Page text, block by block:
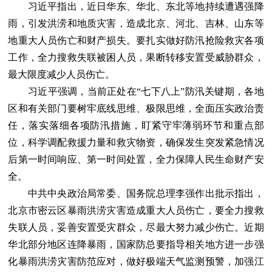
习近平指出，近日华东、华北、东北等地持续遭遇强降
雨，引发洪涝和地质灾害，造成北京、河北、吉林、山东等
地重大人员伤亡和财产损失。要扎实做好防汛抢险救灾各项
工作，全力搜救失联被困人员，果断转移安置受威胁群众，
最大限度减少人员伤亡。
习近平强调，当前正处在“七下八上”防汛关键期，各地
区和有关部门要树牢底线思维、极限思维，全面压实政治责
任，落实落细各项防汛措施，盯紧守牢薄弱环节和重点部
位，科学调配救援力量和救灾物资，确保发生突发紧急情况
后第一时间响应、第一时间处置，全力保障人民生命财产安
全。
中共中央政治局常委、国务院总理李强作出批示指出，
北京市密云区暴雨洪涝灾害造成重大人员伤亡，要全力搜救
失联人员，妥善安置受灾群众，尽最大努力减少伤亡。近期
华北部分地区连降暴雨，国家防总要指导相关地方进一步强
化暴雨洪涝灾害防范应对，做好极端天气监测预警，加强江